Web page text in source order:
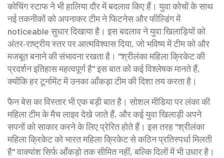
कोचिंग स्टाफ ने भी हालिया दौर में बदलाव किए हैं। युवा कोचों के साथ
नई तकनीकों को अपनाकर टीम ने फिटनेस और फील्डिंग में
noticeable सुधार दिखाया है। इस बदलाव ने युवा खिलाड़ियों को
अंतर‑राष्ट्रीय स्तर पर आत्मविश्वास दिया, जो भविष्य में टीम को और
मजबूत बनाने की संभावना रखता है। "श्रीलंका महिला क्रिकेट की
प्रदर्शन इतिहास महत्वपूर्ण है" इस बात को कई विश्लेषक मानते हैं,
क्योंकि हर टूर्नामेंट में उनका आँकड़ा टीम की दिशा तय करता है।
फैन बेस का विस्तार भी एक बड़ी बात है। सोशल मीडिया पर लंका की
महिला टीम के मैच लाइव देखे जाते हैं, और कई युवा खिलाड़ी अपने
सपनों को साकार करने के लिए प्रेरित होते हैं। इस तरह "श्रीलंका
महिला क्रिकेट को भारत महिला क्रिकेट से कठिन प्रतिस्पर्धा मिलती
है" वाक्यांश सिर्फ आँकड़ो तक सीमित नहीं, बल्कि दिलों में भी उधार है।